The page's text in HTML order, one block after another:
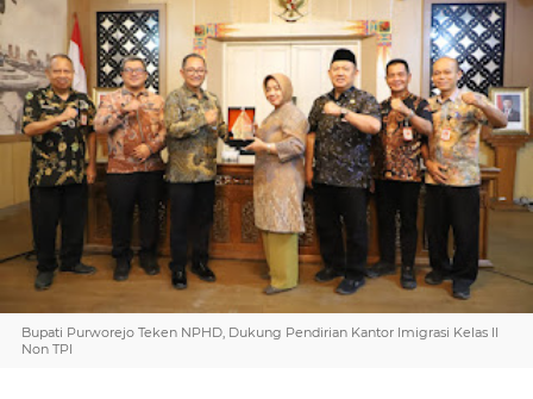
Bupati Purworejo Teken NPHD, Dukung Pendirian Kantor Imigrasi Kelas II
Non TPI